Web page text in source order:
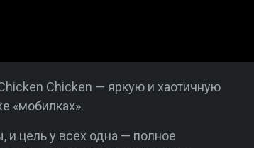
Chicken — яркую и хаотичную
«мобилках».
и цель у всех одна — полное